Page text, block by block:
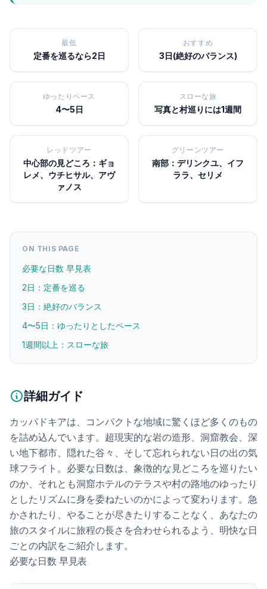
最低
定番を巡るなら2日
おすすめ
3日(絶好のバランス)
ゆったりペース
4〜5日
スローな旅
写真と村巡りには1週間
レッドツアー
中心部の見どころ：ギョ
レメ、ウチヒサル、アヴ
ァノス
グリーンツアー
南部：デリンクユ、イフ
ララ、セリメ
ON THIS PAGE
必要な日数 早見表
2日：定番を巡る
3日：絶好のバランス
4〜5日：ゆったりとしたペース
1週間以上：スローな旅
詳細ガイド
カッパドキアは、コンパクトな地域に驚くほど多くのもの
を詰め込んでいます。超現実的な岩の造形、洞窟教会、深
い地下都市、隠れた谷々、そして忘れられない日の出の気
球フライト。必要な日数は、象徴的な見どころを巡りたい
のか、それとも洞窟ホテルのテラスや村の路地のゆったり
としたリズムに身を委ねたいのかによって変わります。急
かされたり、やることが尽きたりすることなく、あなたの
旅のスタイルに旅程の長さを合わせられるよう、明快な日
ごとの内訳をご紹介します。
必要な日数 早見表